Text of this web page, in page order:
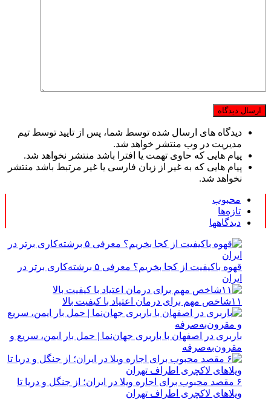
دیدگاه های ارسال شده توسط شما، پس از تایید توسط تیم
مدیریت در وب منتشر خواهد شد.
پیام هایی که حاوی تهمت یا افترا باشد منتشر نخواهد شد.
پیام هایی که به غیر از زبان فارسی یا غیر مرتبط باشد منتشر
نخواهد شد.
محبوب
تازه‌ها
دیدگاهها
قهوه باکیفیت از کجا بخریم؟ معرفی ۵ برشته‌کاری برتر در
ایران
۱۱شاخص مهم برای درمان اعتیاد با کیفیت بالا
باربری در اصفهان با باربری جهان‌نما | حمل بار ایمن، سریع و
مقرون‌به‌صرفه
۶ مقصد محبوب برای اجاره ویلا در ایران؛ از جنگل و دریا تا
ویلاهای لاکچری اطراف تهران